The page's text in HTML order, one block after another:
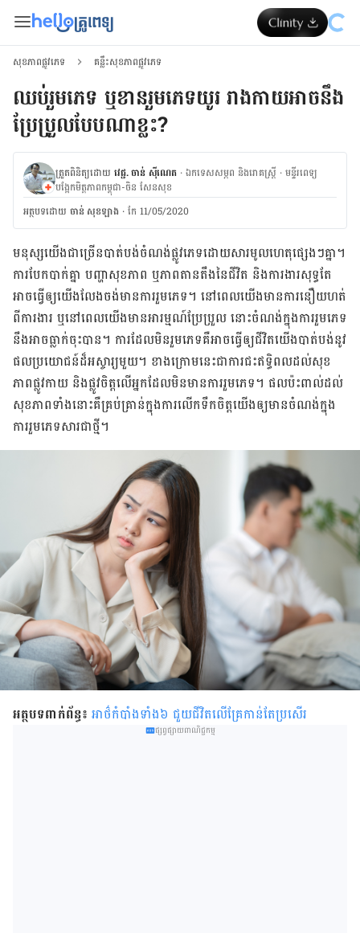
សុខភាពផ្លូវភេទ គន្លឹះសុខភាពផ្លូវភេទ
ឈប់រួមភេទ ឬខានរួមភេទយូរ រាងកាយអាចនឹង
ប្រែប្រួលបែបណាខ្លះ?
ត្រួតពិនិត្យដោយ វេជ្ជ. ចាន់ ស៊ីណេត ·ឯកទេសសម្ភព និងរោគស្ត្រី ·ម​ន្ទីរពេទ្យ
បង្អែកមិត្តភាពកម្ពុជា-ចិន សែនសុខ
អត្ថបទ​ដោយ ចាន់ សុខឡាង ·កែ 11/05/2020
មនុស្ស​យើងជា​ច្រើន​បាត់បង់ចំណង់ផ្លូវ​ភេទ​ដោយសារមូលហេតុផ្សេងៗគ្នា។
ការ​បែក​បាក់​គ្នា បញ្ហា​សុខ​ភាព ឬ​ភាព​តាន​តឹង​នៃ​ជីវិត និង​ការ​ងារ​សុទ្ធ​តែ​
អាច​ធ្វើ​ឲ្យ​យើង​លែង​ចង់​មាន​ការ​រួម​ភេទ។ នៅ​ពេលយើង​មាន​ការ​នឿយ​ហត់​
ពី​ការ​ងារ ឬ​នៅ​ពេល​យើង​មាន​អារម្មណ៍​ប្រែ​ប្រួល នោះ​ចំណង់​ក្នុង​ការ​រួម​ភេទ​
នឹង​អាច​ធ្លាក់​ចុះ​បាន។ ការ​ដែល​មិន​រួម​ភេទ​គឺ​អាច​ធ្វើ​ឲ្យ​ជីវិតយើង​បាត់​បង់​នូវ​
ផល​ប្រយោជន៍​ដ៏​អស្ចារ្យ​មួយ។ ខាង​ក្រោម​នេះ​ជា​ការ​ជះ​ឥទ្ធិពល​ដល់​សុខ​
ភាព​ផ្លូវ​កាយ និង​ផ្លូវ​ចិត្ត​លើ​អ្នក​ដែល​មិន​មាន​ការ​រួម​ភេទ។ ផល​ប៉ះពាល់​ដល់​
សុខ​ភាព​ទាំង​នោះ​គឺ​គ្រប់​គ្រាន់​ក្នុង​ការ​លើកទឹកចិត្តយើង​ឲ្យ​មានចំណង់​ក្នុង​
ការ​រួម​ភេទ​សារជាថ្មី។
អត្ថបទពាក់ព័ន្ធ៖ អាថ៌​កំបាំង​ទាំង៦ ជួយ​ជីវិត​លើគ្រែ​កាន់​តែ​ប្រសើរ
ផ្សព្វផ្សាយពាណិជ្ជកម្ម